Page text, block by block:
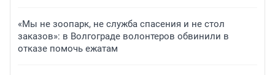
«Мы не зоопарк, не служба спасения и не стол
заказов»: в Волгограде волонтеров обвинили в
отказе помочь ежатам